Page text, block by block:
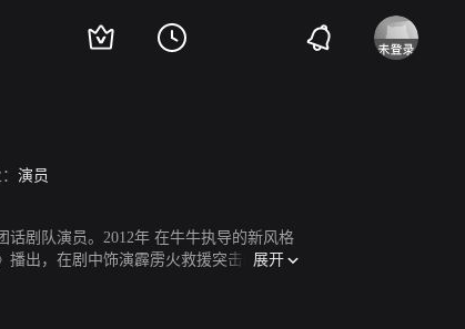
演员
话剧队演员。2012年 在牛牛执导的新风格
播出，在剧中饰演霹雳火救援突击队员马
兵孙桐；9月14日，参演的谍战剧《摧
猫。
展开